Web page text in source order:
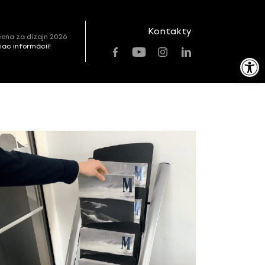
Open toolbar
za dizajn 2026
informácií!
Kontakty